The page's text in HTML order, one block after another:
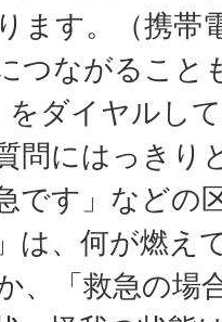
ます。（携帯
つながること
をダイヤルし
問にはっきり
です」などの
は、何が燃え
、「救急の場